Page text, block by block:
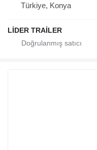
Türkiye, Konya
LİDER TRAİLER